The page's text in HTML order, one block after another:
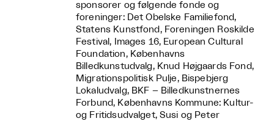
sponsorer og følgende fonde og
foreninger: Det Obelske Familiefond,
Statens Kunstfond, Foreningen Roskilde
Festival, Images 16, European Cultural
Foundation, Københavns
Billedkunstudvalg, Knud Højgaards Fond,
Migrationspolitisk Pulje, Bispebjerg
Lokaludvalg, BKF – Billedkunstnernes
Forbund, Københavns Kommune: Kultur-
og Fritidsudvalget, Susi og Peter